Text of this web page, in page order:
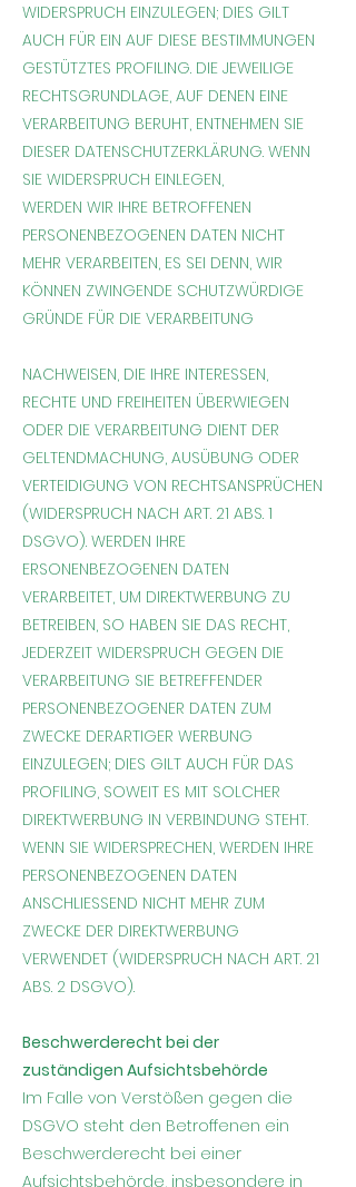
WIDERSPRUCH EINZULEGEN; DIES GILT
AUCH FÜR EIN AUF DIESE BESTIMMUNGEN
GESTÜTZTES PROFILING. DIE JEWEILIGE
RECHTSGRUNDLAGE, AUF DENEN EINE
VERARBEITUNG BERUHT, ENTNEHMEN SIE
DIESER DATENSCHUTZERKLÄRUNG. WENN
SIE WIDERSPRUCH EINLEGEN,
WERDEN WIR IHRE BETROFFENEN
PERSONENBEZOGENEN DATEN NICHT
MEHR VERARBEITEN, ES SEI DENN, WIR
KÖNNEN ZWINGENDE SCHUTZWÜRDIGE
GRÜNDE FÜR DIE VERARBEITUNG
NACHWEISEN, DIE IHRE INTERESSEN,
RECHTE UND FREIHEITEN ÜBERWIEGEN
ODER DIE VERARBEITUNG DIENT DER
GELTENDMACHUNG, AUSÜBUNG ODER
VERTEIDIGUNG VON RECHTSANSPRÜCHEN
(WIDERSPRUCH NACH ART. 21 ABS. 1
DSGVO). WERDEN IHRE
ERSONENBEZOGENEN DATEN
VERARBEITET, UM DIREKTWERBUNG ZU
BETREIBEN, SO HABEN SIE DAS RECHT,
JEDERZEIT WIDERSPRUCH GEGEN DIE
VERARBEITUNG SIE BETREFFENDER
PERSONENBEZOGENER DATEN ZUM
ZWECKE DERARTIGER WERBUNG
EINZULEGEN; DIES GILT AUCH FÜR DAS
PROFILING, SOWEIT ES MIT SOLCHER
DIREKTWERBUNG IN VERBINDUNG STEHT.
WENN SIE WIDERSPRECHEN, WERDEN IHRE
PERSONENBEZOGENEN DATEN
ANSCHLIESSEND NICHT MEHR ZUM
ZWECKE DER DIREKTWERBUNG
VERWENDET (WIDERSPRUCH NACH ART. 21
ABS. 2 DSGVO).
Beschwerderecht bei der
zuständigen Aufsichtsbehörde
Im Falle von Verstößen gegen die
DSGVO steht den Betroffenen ein
Beschwerderecht bei einer
Aufsichtsbehörde, insbesondere in